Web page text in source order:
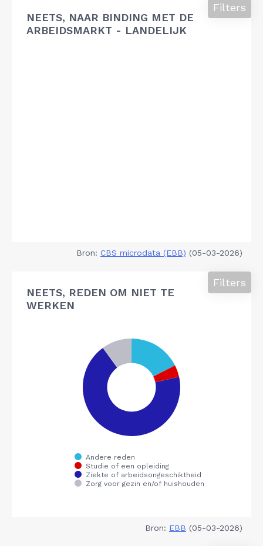
NEETS, NAAR BINDING MET DE
ARBEIDSMARKT - LANDELIJK
Filters
Bron: CBS microdata (EBB) (05-03-2026)
NEETS, REDEN OM NIET TE
WERKEN
Filters
Bron: EBB (05-03-2026)